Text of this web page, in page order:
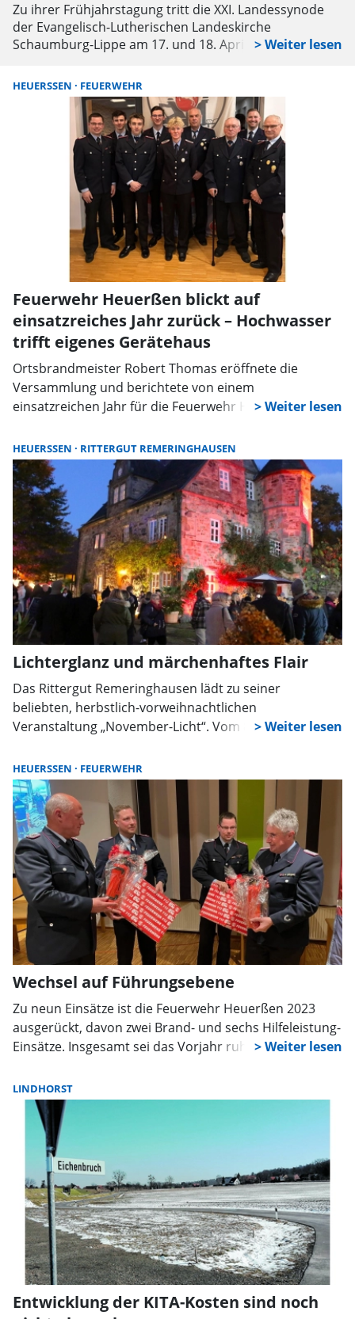
Zu ihrer Frühjahrstagung tritt die XXI. Landessynode
der Evangelisch-Lutherischen Landeskirche
Schaumburg-Lippe am 17. und 18. April in Heuerßen
HEUERSSEN FEUERWEHR
Feuerwehr Heuerßen blickt auf
einsatzreiches Jahr zurück – Hochwasser
trifft eigenes Gerätehaus
Ortsbrandmeister Robert Thomas eröffnete die
Versammlung und berichtete von einem
einsatzreichen Jahr für die Feuerwehr Heuerßen.
davon wurden unter einer Einsatznummer
zusammengefasst, da sie alle mit dem
Hochwasserereignis an einem Tag zusammenhingen.
Die Einsätze gliederten sich weiterhin in fünf
Brandeinsätze und fünf technische Hilfeleistungen.
HEUERSSEN RITTERGUT REMERINGHAUSEN
Lichterglanz und märchenhaftes Flair
Das Rittergut Remeringhausen lädt zu seiner
beliebten, herbstlich-vorweihnachtlichen
Veranstaltung „November-Licht“. Vom 8. November bis
Illumination das Programm auf dem historischen
Gutsgelände bestimmen, erstmals werden die
Besucher märchenhafte Video-Installationen verfolgen
können.
HEUERSSEN FEUERWEHR
Wechsel auf Führungsebene
Zu neun Einsätze ist die Feuerwehr Heuerßen 2023
ausgerückt, davon zwei Brand- und sechs Hilfeleistung-
Einsätze. Insgesamt sei das Vorjahr ruhig verlaufen, so
von Nachfolger Robert Thomas übernommen wird.
LINDHORST
Entwicklung der KITA-Kosten sind noch